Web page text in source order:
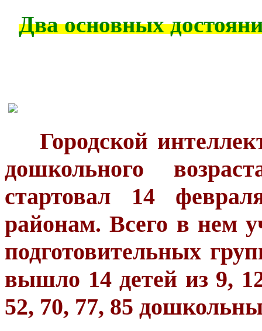
Два основных
Городской
дошкольного
стартовал 14
районам. Всего в нем
подготовительных
вышло 14 детей из 9,
52, 70, 77, 85